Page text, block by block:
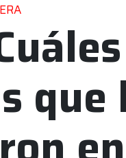
que